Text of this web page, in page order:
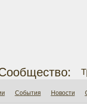
События Новости